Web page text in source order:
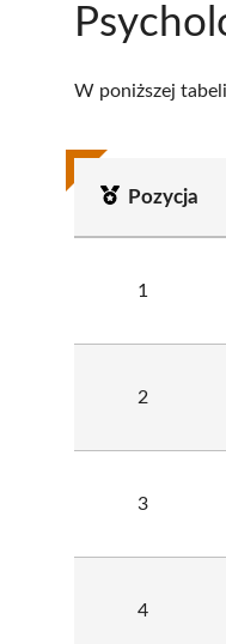
W poniższej
Pozycja
1
2
3
4